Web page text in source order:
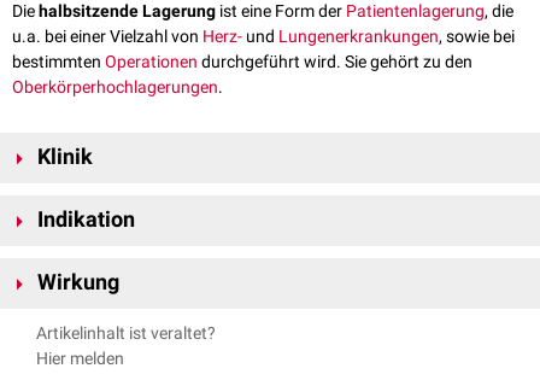
Diehalbsitzende Lagerung ist eine Form der Patientenlagerung, die
u.a. bei einer Vielzahl von Herz- und Lungenerkrankungen, sowie bei
bestimmten Operationen durchgeführt wird. Sie gehört zu den
Oberkörperhochlagerungen.
Klinik
Oberkörper. DieBeine
hingegen sinnvoller, den Patienten auf die verletzte Seite zu legen, um
diese ruhig zu stellen und
Indikation
kardiogener Schock
Lungenembolie
Hypertensive Krise
Wirkung
Durch den erhöhten Oberkörper
vermindert und dieses somit entlastet. Der kreislaufentlastende Effekt
Artikelinhalt ist veraltet?
Hier melden